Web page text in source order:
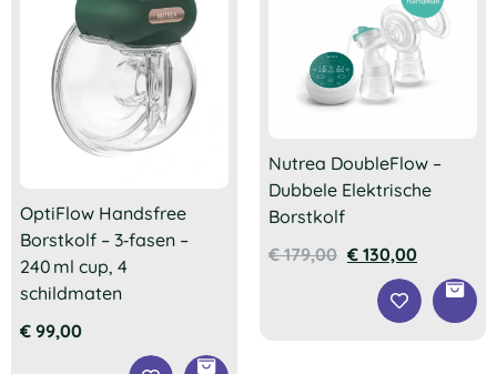
OptiFlow Handsfree
Borstkolf – 3‑fasen –
240 ml cup, 4
schildmaten
€ 99,00
Nutrea DoubleFlow –
Dubbele Elektrische
Borstkolf
€179,00 € 130,00